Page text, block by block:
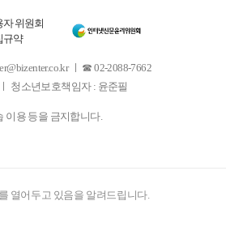
자 위원회
규약
ㅣ ☎ 02-2088-7662
청소년보호책임자 : 윤준필
이용 등을 금지합니다.
열어두고 있음을 알려드립니다.